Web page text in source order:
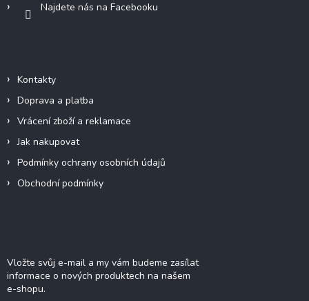
Najdete nás na Facebooku
Kontakty
Doprava a platba
Vrácení zboží a reklamace
Jak nakupovat
Podmínky ochrany osobních údajů
Obchodní podmínky
Vložte svůj e-mail a my vám budeme zasílat
informace o nových produktech na našem
e-shopu.